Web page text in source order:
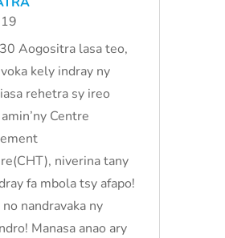
Aogositra lasa teo,
kely indray ny
rehetra sy ireo
Centre
niverina tany
fa mbola tsy afapo!
nandravaka ny
Manasa anao ary